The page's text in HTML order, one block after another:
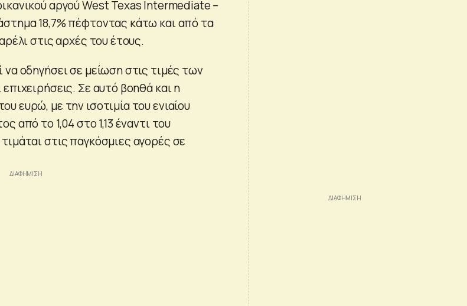
αργού West Texas Intermediate –
18,7% πέφτοντας κάτω και από τα
στις αρχές του έτους.
να οδηγήσει σε μείωση στις τιμές των
Σε αυτό βοηθά και η
ευρώ, με την ισοτιμία του ενιαίου
από το 1,04 στο 1,13 έναντι του
στις παγκόσμιες αγορές σε